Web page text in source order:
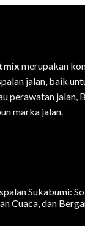
merupakan
jalan, baik
perawatan jalan,
marka jalan.
Sukabumi:
Cuaca, dan